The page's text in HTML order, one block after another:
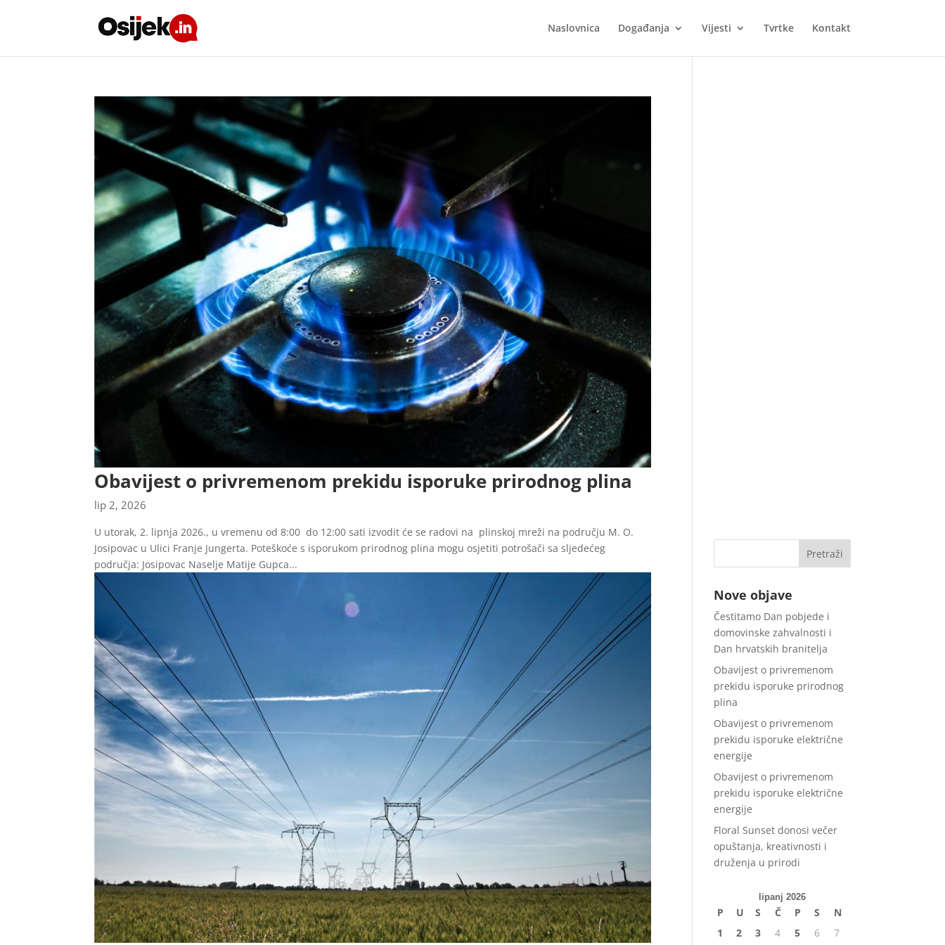
Naslovnica Događanja Vijesti Tvrtke Kontakt
Obavijest o privremenom prekidu isporuke prirodnog plina
lip 2, 2026
U utorak, 2. lipnja 2026., u vremenu od 8:00 do 12:00 sati izvodit će se radovi na plinskoj mreži na području M. O.
Josipovac u Ulici Franje Jungerta. Poteškoće s isporukom prirodnog plina mogu osjetiti potrošači sa sljedećeg
područja: Josipovac Naselje Matije Gupca...
Nove objave
Čestitamo Dan pobjede i
domovinske zahvalnosti i
Dan hrvatskih branitelja
Obavijest o privremenom
prekidu isporuke prirodnog
plina
Obavijest o privremenom
prekidu isporuke električne
energije
Obavijest o privremenom
prekidu isporuke električne
energije
Floral Sunset donosi večer
opuštanja, kreativnosti i
druženja u prirodi
lipanj 2026
P U S Č P S
N
1
2 3 4 5 6 7